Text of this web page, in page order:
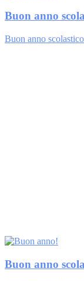
Buon anno
Buon anno
Buon anno